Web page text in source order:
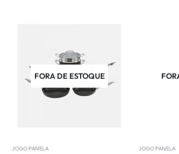
FORA DE ESTOQUE
JOGO PANELA JOGO PANELA